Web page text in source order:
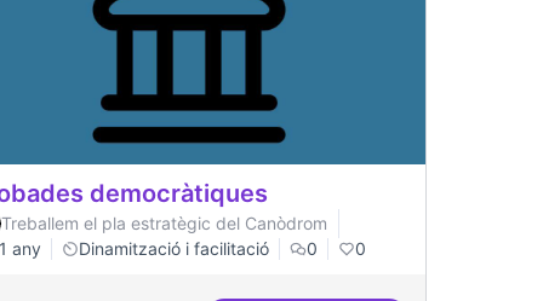
democràtiques
Treballem el pla estratègic del Canòdrom
1 any
Dinamització i facilitació 0 0